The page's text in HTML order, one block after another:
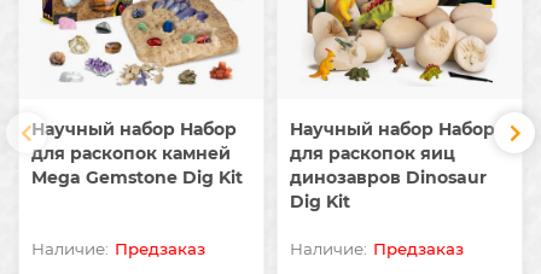
Научный набор Набор
для раскопок камней
Mega Gemstone Dig Kit
Предзаказ
Научный набор Набор
для раскопок яиц
динозавров Dinosaur
Dig Kit
Предзаказ